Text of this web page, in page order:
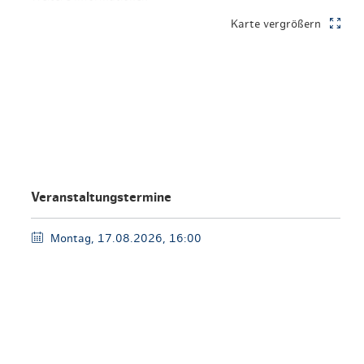
Karte vergrößern
Veranstaltungstermine
Montag, 17.08.2026, 16:00